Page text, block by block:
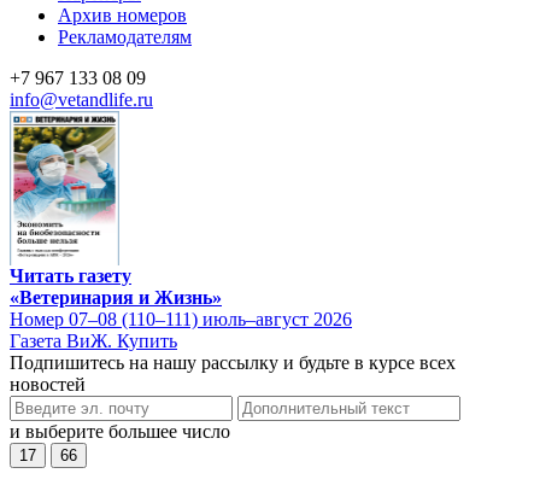
Архив номеров
Рекламодателям
+7 967 133 08 09
info@vetandlife.ru
Читать газету
«Ветеринария и Жизнь»
Номер 07–08 (110–111) июль–август 2026
Газета ВиЖ. Купить
Подпишитесь на нашу рассылку и будьте в курсе всех
новостей
и выберите большее число
17 66